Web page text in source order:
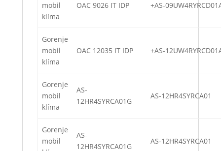
mobil
klíma
OAC 9026 IT IDP +AS-
Gorenje
mobil
klíma
OAC 12035 IT IDP +AS-
Gorenje
mobil
klíma
AS-
12HR4SYRCA01G
AS-12HR4SYRCA01
Gorenje
mobil
AS-
12HR4SYRCA01G
AS-12HR4SYRCA01